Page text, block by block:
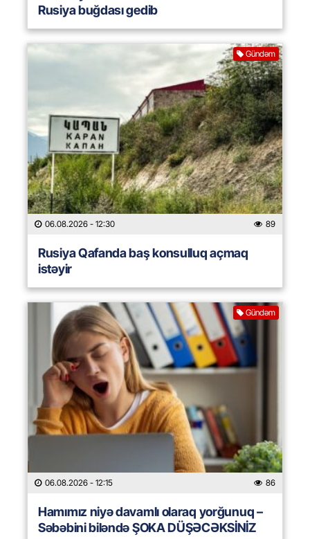
Rusiya buğdası gedib
Gündəm
06.08.2026 - 12:30 89
Rusiya Qafanda baş konsulluq açmaq
istəyir
Gündəm
06.08.2026 - 12:15 86
Hamımız niyə davamlı olaraq yorğunuq –
Səbəbini biləndə ŞOKA DÜŞƏCƏKSİNİZ